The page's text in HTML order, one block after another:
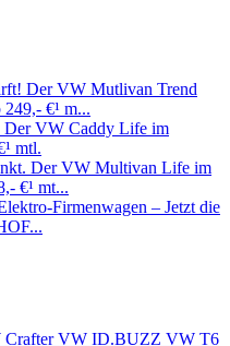
VW ID.BUZZ VW T6